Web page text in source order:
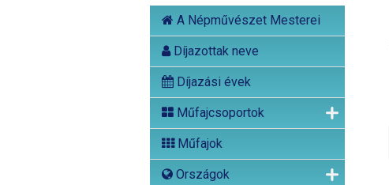
A Népművészet Mesterei
Díjazottak neve
Díjazási évek
Műfajcsoportok
Műfajok
Országok